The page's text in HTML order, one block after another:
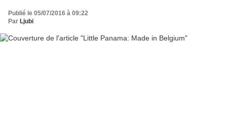
Publié le 05/07/2016 à 09:22
Par Ljubi